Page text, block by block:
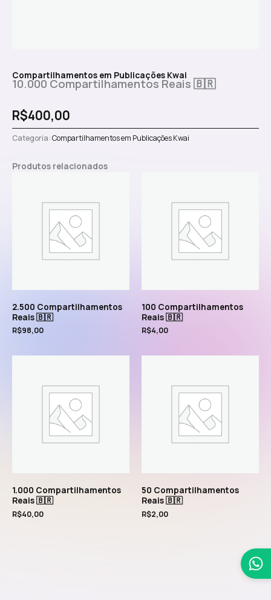
Compartilhamentos em Publicações Kwai
10.000 Compartilhamentos Reais 🇧🇷
R$400,00
Categoria:Compartilhamentos em Publicações Kwai
Produtos relacionados
2.500 Compartilhamentos
Reais 🇧🇷
R$98,00
100 Compartilhamentos
Reais 🇧🇷
R$4,00
1.000 Compartilhamentos
Reais 🇧🇷
R$40,00
50 Compartilhamentos
Reais 🇧🇷
R$2,00